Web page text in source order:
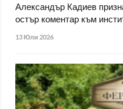
Александър Кадиев
остър коментар към
13 Юли 2026